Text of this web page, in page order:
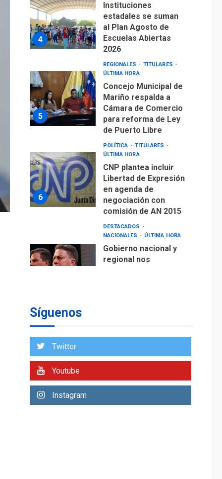
4
Instituciones
estadales se suman
al Plan Agosto de
Escuelas Abiertas
2026
5
REGIONALES
TITULARES
ÚLTIMA HORA
Concejo Municipal de
Mariño respalda a
Cámara de Comercio
para reforma de Ley
de Puerto Libre
6
POLÍTICA
TITULARES
ÚLTIMA HORA
CNP plantea incluir
Libertad de Expresión
en agenda de
negociación con
comisión de AN 2015
DESTACADOS
NACIONALES
ÚLTIMA HORA
Gobierno nacional y
regional nos
1
ÚLTIMA HORA
operaciones de carga
Aeropuerto de
Síguenos
Twitter
Youtube
Instagram